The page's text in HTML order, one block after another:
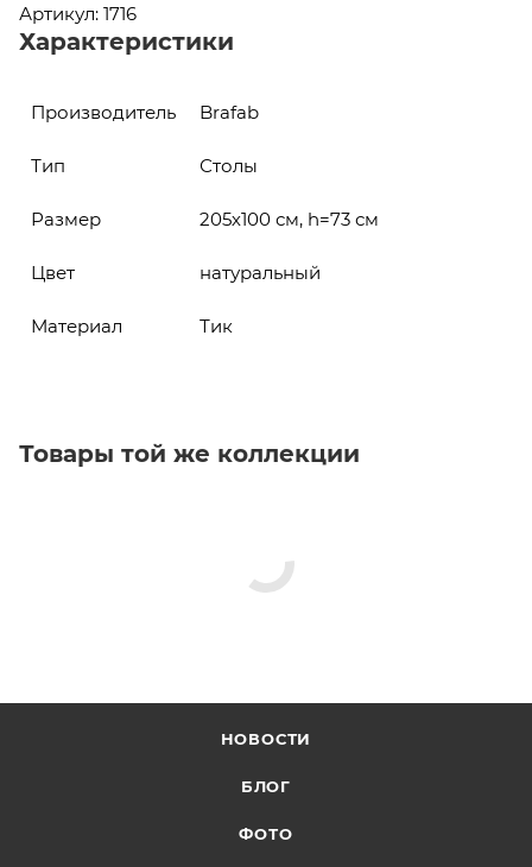
Артикул: 1716
Характеристики
Производитель Brafab
Тип Столы
Размер 205х100 см, h=73 см
Цвет натуральный
Материал Тик
Товары той же коллекции
НОВОСТИ
БЛОГ
ФОТО